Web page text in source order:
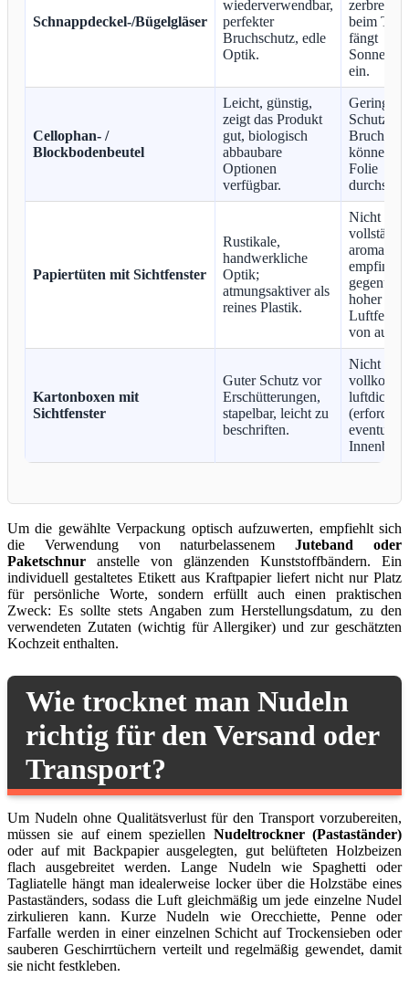
Schnappdeckel-/Bügelgläser
wiederverwendbar,
perfekter
Bruchschutz, edle
Optik.
beim
fängt
ein.
Cellophan- /
Blockbodenbeutel
Leicht, günstig,
zeigt das Produkt
gut, biologisch
abbaubare
Optionen
verfügbar.
Geringer
Schutz
Bruch,
können
Folie
Papiertüten mit Sichtfenster
Rustikale,
handwerkliche
Optik;
atmungsaktiver als
reines Plastik.
Nicht
gegenüber
hoher
von
Kartonboxen mit
Sichtfenster
Guter Schutz vor
Erschütterungen,
stapelbar, leicht zu
beschriften.
Nicht
luftdicht
(erfordert
eventuell
Um die gewählte Verpackung optisch aufzuwerten, empfiehlt sich
die Verwendung von naturbelassenemJuteband oder
Paketschnur anstelle von glänzenden Kunststoffbändern. Ein
individuell gestaltetes Etikett aus Kraftpapier liefert nicht nur Platz
für persönliche Worte, sondern erfüllt auch einen praktischen
Zweck: Es sollte stets Angaben zum Herstellungsdatum, zu den
verwendeten Zutaten (wichtig für Allergiker) und zur geschätzten
Kochzeit enthalten.
Wie trocknet man Nudeln
richtig für den Versand oder
Transport?
Um Nudeln ohne Qualitätsverlust für den Transport vorzubereiten,
müssen sie auf einem speziellen Nudeltrockner (Pastaständer)
oder auf mit Backpapier ausgelegten, gut belüfteten Holzbeizen
flach ausgebreitet werden. Lange Nudeln wie Spaghetti oder
Tagliatelle hängt man idealerweise locker über die Holzstäbe eines
Pastaständers, sodass die Luft gleichmäßig um jede einzelne Nudel
zirkulieren kann. Kurze Nudeln wie Orecchiette, Penne oder
Farfalle werden in einer einzelnen Schicht auf Trockensieben oder
sauberen Geschirrtüchern verteilt und regelmäßig gewendet, damit
sie nicht festkleben.